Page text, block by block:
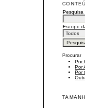
Pesquisa
Escopo
Procurar
Por
Por
Por